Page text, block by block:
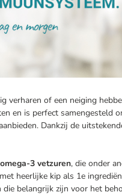
verharen of een neiging
en is perfect samengesteld
Dankzij de
3 vetzuren, die onder
heerlijke kip als 1e
belangrijk zijn voor het